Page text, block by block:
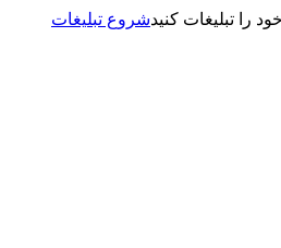
شروع تبلیغات